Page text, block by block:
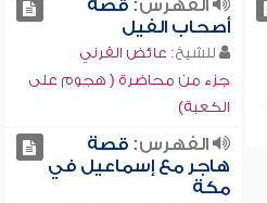
الفهرس:قصة
أصحاب الفيل
للشيخ: عائض القرني
جزء من محاضرة ( هجوم على
الكعبة)
الفهرس:قصة
هاجر مع إسماعيل في
مكة